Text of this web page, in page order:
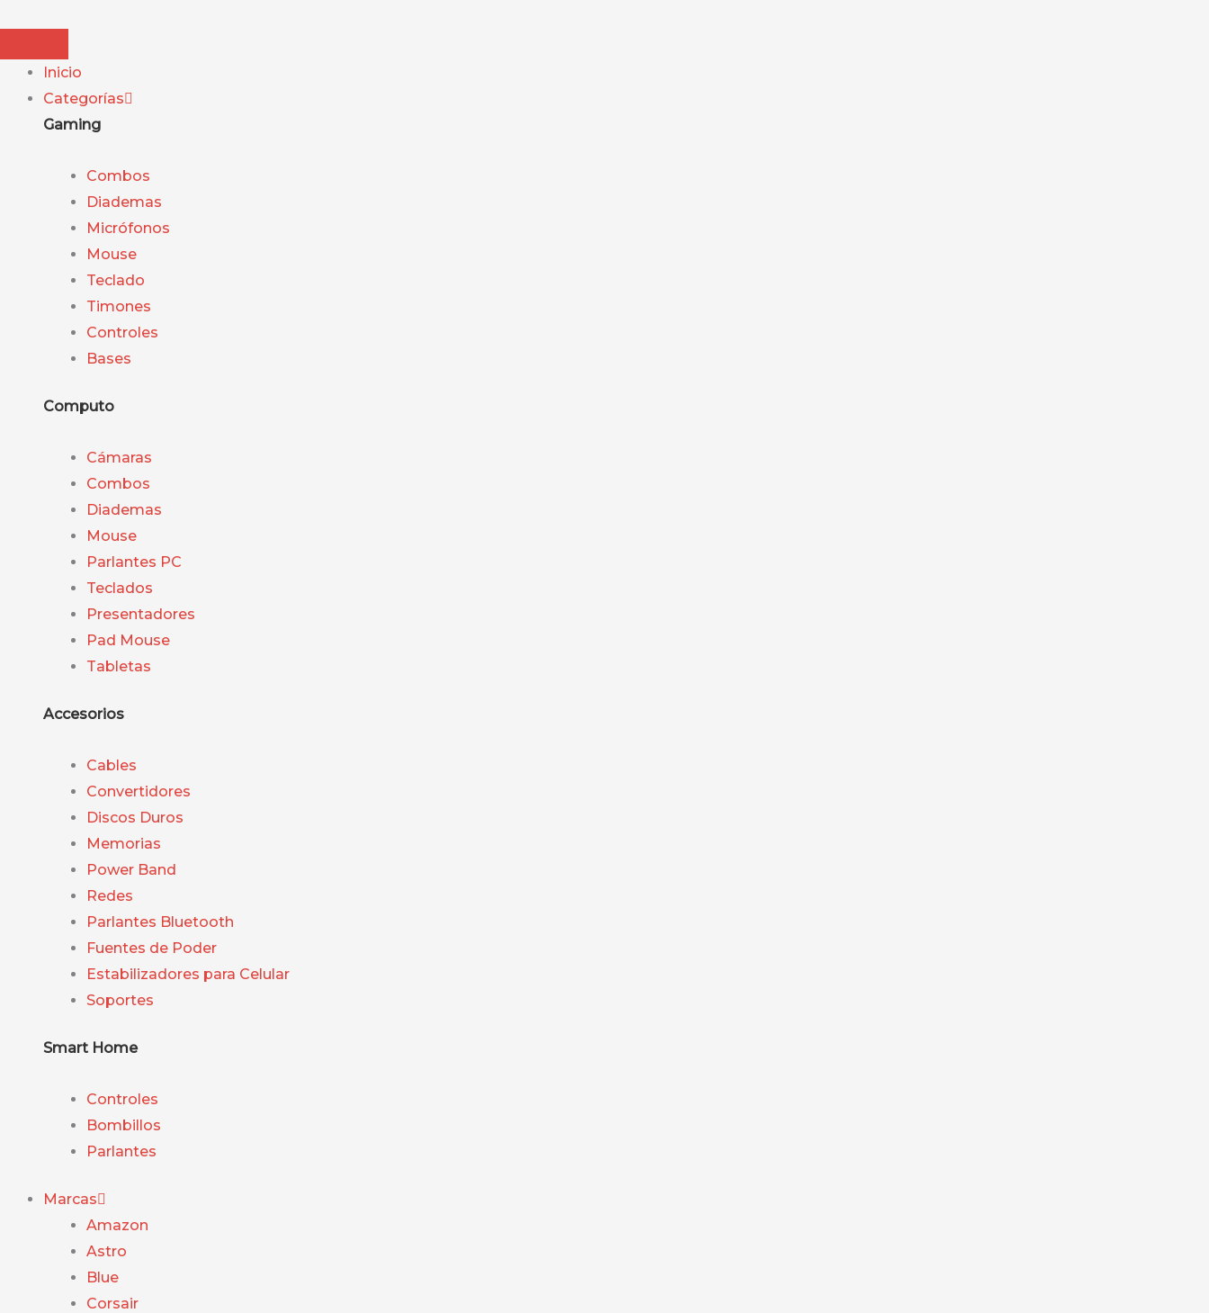
contenido
Inicio
Categorías
Gaming
Combos
Diademas
Micrófonos
Mouse
Teclado
Timones
Controles
Bases
Computo
Cámaras
Combos
Diademas
Mouse
Parlantes PC
Teclados
Presentadores
Pad Mouse
Tabletas
Accesorios
Cables
Convertidores
Discos Duros
Memorias
Power Band
Redes
Parlantes Bluetooth
Fuentes de Poder
Estabilizadores para Celular
Soportes
Smart Home
Controles
Bombillos
Parlantes
Marcas
Amazon
Astro
Blue
Corsair
productos
productos